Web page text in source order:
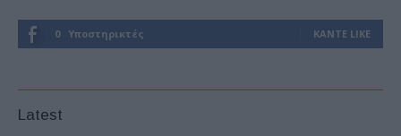
0 Υποστηρικτές ΚΆΝΤΕ LIKE
Latest